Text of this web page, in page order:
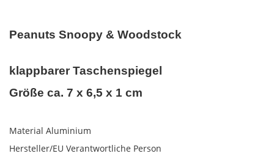
Peanuts Snoopy & Woodstock
klappbarer Taschenspiegel
Größe ca. 7 x 6,5 x 1 cm
Material Aluminium
Hersteller/EU Verantwortliche Person